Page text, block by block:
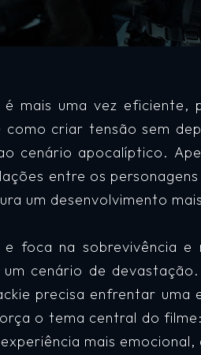
mais uma vez eficiente,
como criar tensão sem
cenário apocalíptico.
entre os
um desenvolvimento
foca na sobrevivência e
um cenário de
precisa enfrentar uma
o tema central do
mais